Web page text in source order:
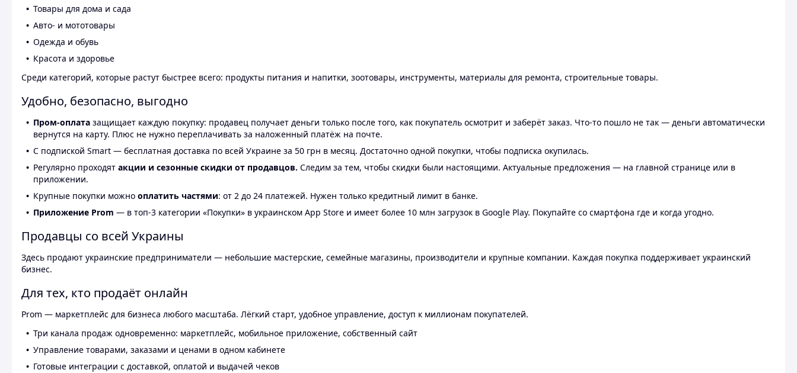
Товары для дома и сада
Авто- и мототовары
Одежда и обувь
Красота и здоровье
Среди категорий, которые растут быстрее всего: продукты питания и напитки, зоотовары, инструменты, материалы для ремонта, строительные товары.
Удобно, безопасно, выгодно
Пром-оплата защищает каждую покупку: продавец получает деньги только после того, как покупатель осмотрит и заберёт заказ. Что-то пошло не так — деньги автоматически
вернутся на карту. Плюс не нужно переплачивать за наложенный платёж на почте.
С подпиской Smart — бесплатная доставка по всей Украине за 50 грн в месяц. Достаточно одной покупки, чтобы подписка окупилась.
Регулярно проходят акции и сезонные скидки от продавцов. Следим за тем, чтобы скидки были настоящими. Актуальные предложения — на главной странице или в
приложении.
Крупные покупки можно оплатить частями: от 2 до 24 платежей. Нужен только кредитный лимит в банке.
Приложение Prom — в топ-3 категории «Покупки» в украинском App Store и имеет более 10 млн загрузок в Google Play. Покупайте со смартфона где и когда угодно.
Продавцы со всей Украины
Здесь продают украинские предприниматели — небольшие мастерские, семейные магазины, производители и крупные компании. Каждая покупка поддерживает украинский
бизнес.
Для тех, кто продаёт онлайн
Prom — маркетплейс для бизнеса любого масштаба. Лёгкий старт, удобное управление, доступ к миллионам покупателей.
Три канала продаж одновременно: маркетплейс, мобильное приложение, собственный сайт
Управление товарами, заказами и ценами в одном кабинете
Готовые интеграции с доставкой, оплатой и выдачей чеков